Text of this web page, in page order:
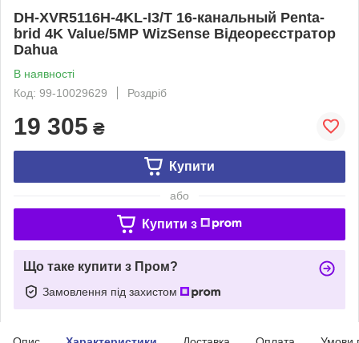
DH-XVR5116H-4KL-I3/T 16-канальный Penta-
brid 4K Value/5MP WizSense Відеореєстратор
Dahua
В наявності
Код: 99-10029629
Роздріб
19 305 ₴
Купити
або
Купити з
Що таке купити з Пром?
Замовлення під захистом